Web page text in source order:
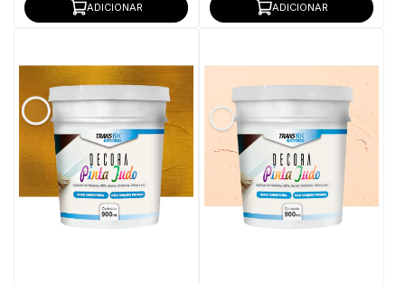
ADICIONAR ADICIONAR